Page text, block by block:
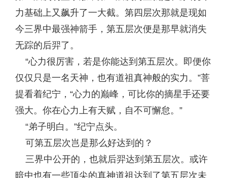
力基础上又飙升了一大截。第四层次那就是现如
今三界中最强神箭手，第五层次便是那早就消失
无踪的后羿了。
“心力很厉害，若是你能达到第五层次。即便你
仅仅只是一名天神，也有道祖真神般的实力。”菩
提看着纪宁，“心力的巅峰，可比你的摘星手还要
强大。你在心力上有天赋，自不可懈怠。”
“弟子明白。”纪宁点头。
可第五层次岂是那么好达到的？
三界中公开的，也就后羿达到第五层次。或许
暗中也有一些顶尖的真神道祖达到了第五层次未